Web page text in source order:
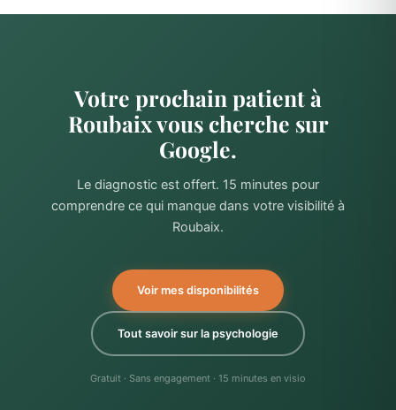
Votre prochain patient à
Roubaix vous cherche sur
Google.
Le diagnostic est offert. 15 minutes pour
comprendre ce qui manque dans votre visibilité à
Roubaix.
Voir mes disponibilités
Tout savoir sur la psychologie
Gratuit · Sans engagement · 15 minutes en visio